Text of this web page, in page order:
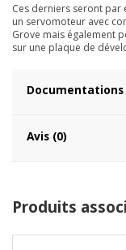
Ces derniers seront
un servomoteur avec
Grove mais également
sur une plaque de
Avis (0)
Produits